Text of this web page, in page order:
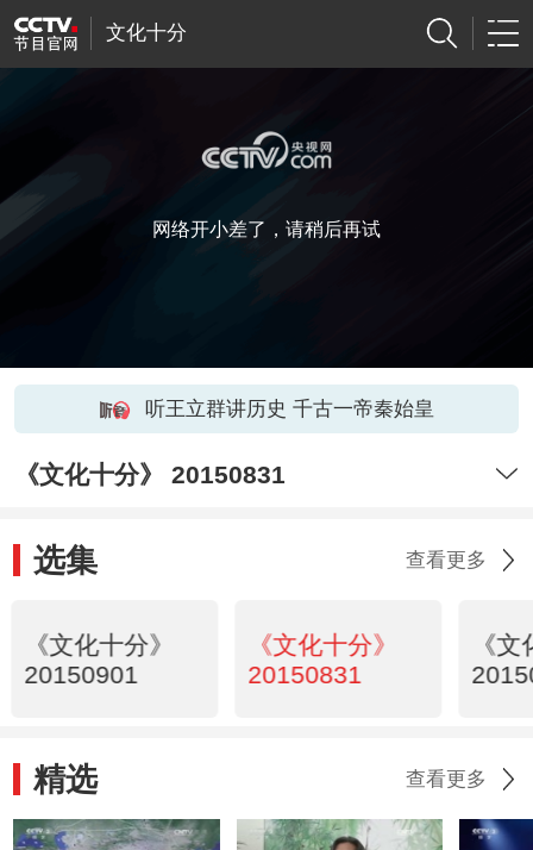
文化十分
网络开小差了，请稍后再试
听王立群讲历史 千古一帝秦始皇
《文化十分》 20150831
选集 查看更多
《文化十分》
20150901
《文化十分》
20150831
《
精选 查看更多